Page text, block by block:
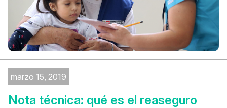
marzo 15, 2019
Nota técnica: qué es el reaseguro